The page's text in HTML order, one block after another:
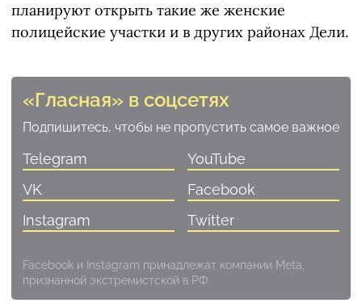
планируют открыть такие же женские
полицейские участки и в других районах Дели.
«Гласная» в соцсетях
Подпишитесь, чтобы не пропустить самое важное
Telegram
YouTube
VK
Facebook
Instagram
Twitter
Facebook и Instagram принадлежат компании Meta,
признанной экстремистской в РФ